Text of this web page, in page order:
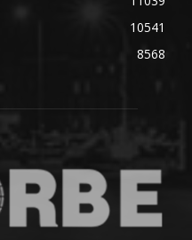
10541
8568